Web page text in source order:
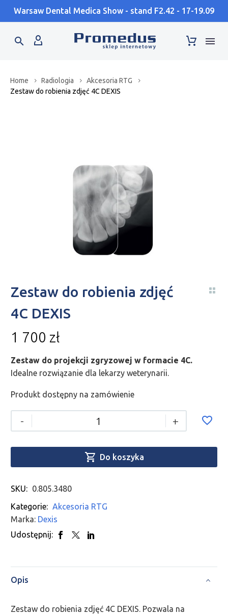
Warsaw Dental Medica Show - stand F2.42 - 17-19.09
Home Radiologia
Akcesoria RTG
Zestaw do robienia zdjęć 4C DEXIS
Zestaw do robienia zdjęć
4C DEXIS
1 700 zł
Zestaw do projekcji zgryzowej w formacie 4C.
Idealne rozwiązanie dla lekarzy weterynarii.
Produkt dostępny na zamówienie
- +
 Do koszyka
SKU: 0.805.3480
Kategorie: Akcesoria RTG
Marka: Dexis
Udostępnij:
Opis
Zestaw do robienia zdjęć 4C DEXIS. Pozwala na